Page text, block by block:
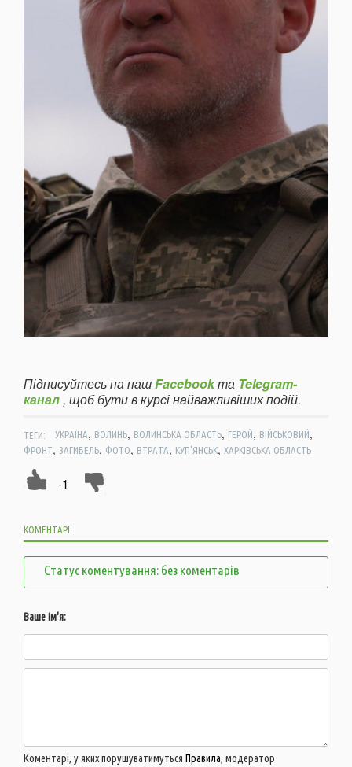
Підписуйтесь на нашFacebookта Telegram-
канал, щоб бути в курсі найважливіших подій.
ТЕГИ: УКРАЇНА, ВОЛИНЬ, ВОЛИНСЬКА ОБЛАСТЬ, ГЕРОЙ, ВІЙСЬКОВИЙ,
ФРОНТ, ЗАГИБЕЛЬ, ФОТО, ВТРАТА, КУП'ЯНСЬК, ХАРКІВСЬКА ОБЛАСТЬ
-1
КОМЕНТАРІ:
Статус коментування: без коментарів
Ваше ім'я:
Коментарі, у яких порушуватимуться Правила, модератор